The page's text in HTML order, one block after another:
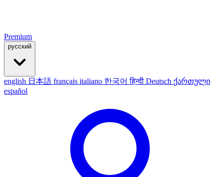
Premium
русский
english 日本語 français italiano 한국어हिन्दी Deutsch ქართული
español